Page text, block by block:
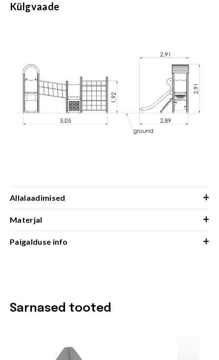
Külgvaade
Allalaadimised +
Materjal +
Paigalduse info +
Sarnased tooted